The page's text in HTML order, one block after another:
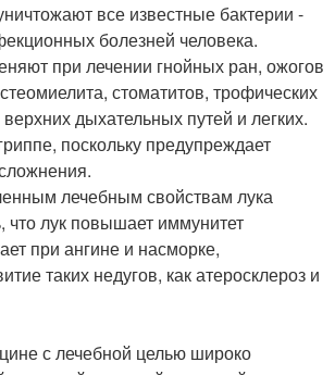
все известные бактерии -
болезней человека.
при лечении гнойных ран, ожогов
стоматитов, трофических
дыхательных путей и легких.
поскольку предупреждает
лечебным свойствам лука
что лук повышает иммунитет
при ангине и насморке,
таких недугов, как атеросклероз и
с лечебной целью широко